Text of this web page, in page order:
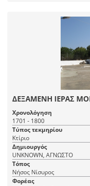
ΔΕΞΑΜΕΝΗ ΙΕΡΑΣ
Χρονολόγηση
1701 - 1800
Τύπος τεκμηρίου
Κτίριο
Δημιουργός
UNKNOWN, ΑΓΝΩΣΤΟ
Τόπος
Νήσος Νίσυρος
Φορέας